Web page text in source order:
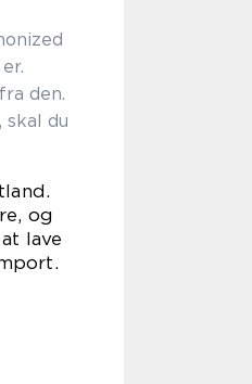
den.
du
og
lave